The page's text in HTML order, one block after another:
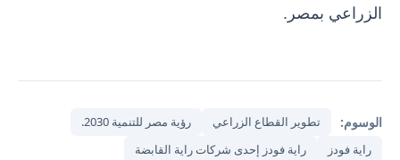
الزراعي بمصر.
الوسوم: تطوير القطاع الزراعي
رؤية مصر للتنمية 2030.
راية فودز
راية فودز إحدى شركات راية القابضة